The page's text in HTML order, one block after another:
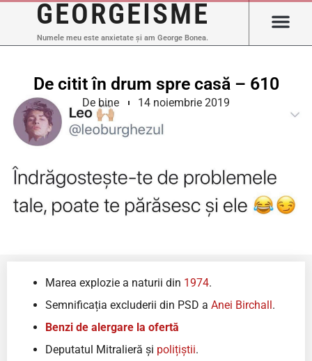
GEORGEISME
Numele meu este anxietate și am George Bonea.
De citit în drum spre casă – 610
De bine 14 noiembrie 2019
Marea explozie a naturii din 1974.
Semnificația excluderii din PSD a Anei Birchall.
Benzi de alergare la ofertă
Deputatul Mitralieră și polițiștii.